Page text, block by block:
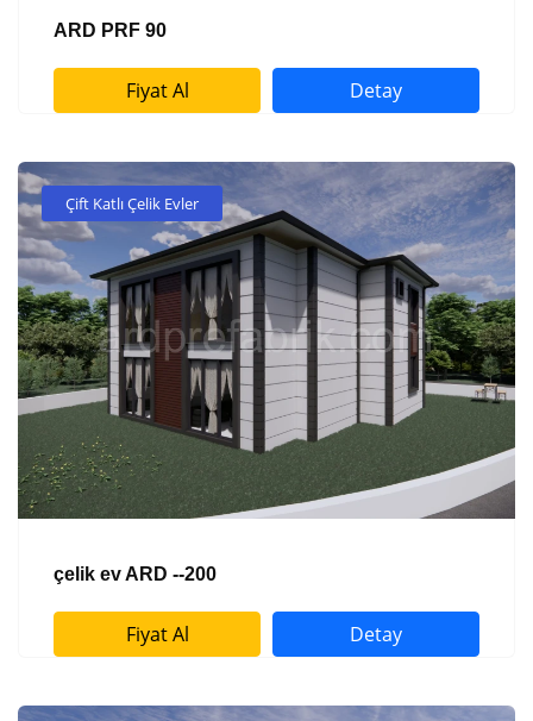
ARD PRF 90
Fiyat Al Detay
Çift Katlı Çelik Evler
çelik ev ARD --200
Fiyat Al Detay